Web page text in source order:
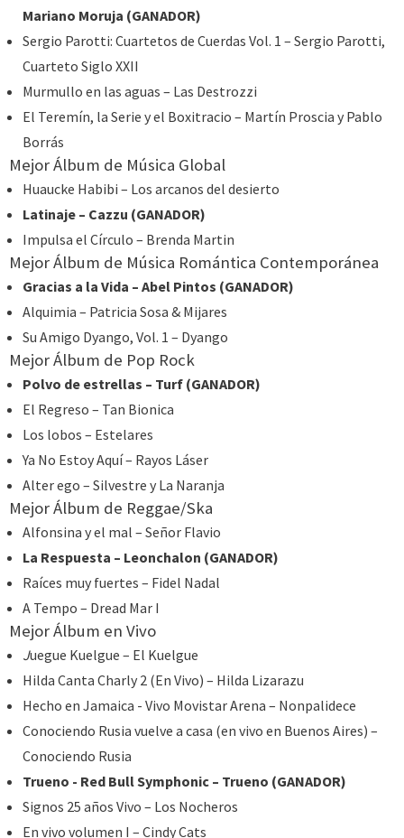
Mariano Moruja (GANADOR)
Sergio Parotti: Cuartetos de Cuerdas Vol. 1 – Sergio Parotti,
Cuarteto Siglo XXII
Murmullo en las aguas – Las Destrozzi
El Teremín, la Serie y el Boxitracio – Martín Proscia y Pablo
Borrás
Mejor Álbum de Música Global
Huaucke Habibi – Los arcanos del desierto
Latinaje – Cazzu (GANADOR)
Impulsa el Círculo – Brenda Martin
Mejor Álbum de Música Romántica Contemporánea
Gracias a la Vida – Abel Pintos (GANADOR)
Alquimia – Patricia Sosa & Mijares
Su Amigo Dyango, Vol. 1 – Dyango
Mejor Álbum de Pop Rock
Polvo de estrellas – Turf (GANADOR)
El Regreso – Tan Bionica
Los lobos – Estelares
Ya No Estoy Aquí – Rayos Láser
Alter ego – Silvestre y La Naranja
Mejor Álbum de Reggae/Ska
Alfonsina y el mal – Señor Flavio
La Respuesta – Leonchalon (GANADOR)
Raíces muy fuertes – Fidel Nadal
A Tempo – Dread Mar I
Mejor Álbum en Vivo
Juegue Kuelgue – El Kuelgue
Hilda Canta Charly 2 (En Vivo) – Hilda Lizarazu
Hecho en Jamaica - Vivo Movistar Arena – Nonpalidece
Conociendo Rusia vuelve a casa (en vivo en Buenos Aires) –
Conociendo Rusia
Trueno - Red Bull Symphonic – Trueno (GANADOR)
Signos 25 años Vivo – Los Nocheros
En vivo volumen I – Cindy Cats